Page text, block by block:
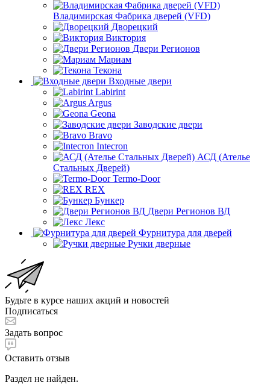
Владимирская Фабрика дверей (VFD)
Дворецкий
Виктория
Двери Регионов
Мариам
Текона
Входные двери
Labirint
Argus
Geona
Заводские двери
Bravo
Intecron
АСД (Ателье
Стальных Дверей)
Termo-Door
REX
Бункер
Двери Регионов ВД
Лекс
Фурнитура для дверей
Ручки дверные
Будьте в курсе наших акций и новостей
Подписаться
Задать вопрос
Оставить отзыв
Раздел не найден.